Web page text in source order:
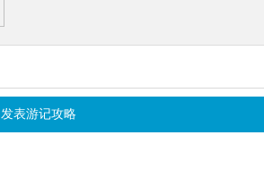
发表游记攻略